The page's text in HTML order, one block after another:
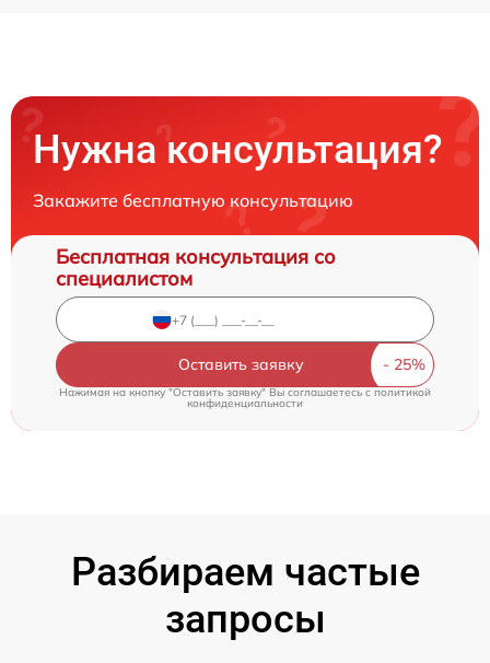
Нужна консультация?
Закажите бесплатную консультацию
Бесплатная консультация со
специалистом
Оставить заявку
Нажимая на кнопку "Оставить заявку" Вы соглашаетесь c политикой
конфиденциальности
Разбираем частые
запросы